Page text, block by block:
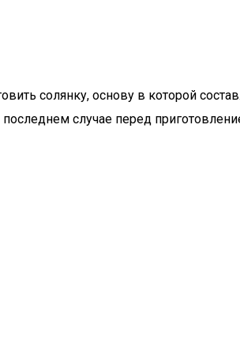
солянку, основу в которой
случае перед